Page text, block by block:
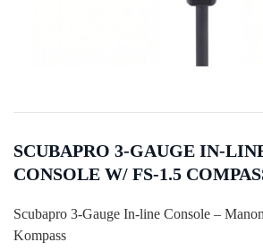
SCUBAPRO 3-GAUGE IN-
CONSOLE W/ FS-1.5
Scubapro 3-Gauge In-line Console –
Kompass